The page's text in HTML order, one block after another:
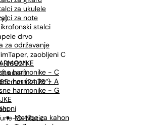
za ukulele
za note
stalci
za održavanje
harmonike - C
harmonike - A
harmonike - G
Metlice za kahon
drvo
zaobljeni C
(1.692″)
mm (24.75″)
O-Matic